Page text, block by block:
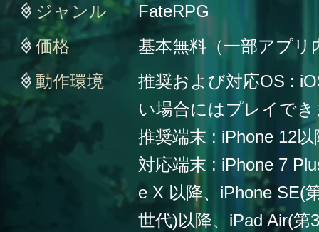
ジャンル
FateRPG
価格
基本無料（一部アプリ
動作環境
推奨および対応OS :
い場合にはプレイで
推奨端末 : iPhone 12以
対応端末 : iPhone 7
e X 以降、iPhone SE(
世代)以降、iPad Air(第